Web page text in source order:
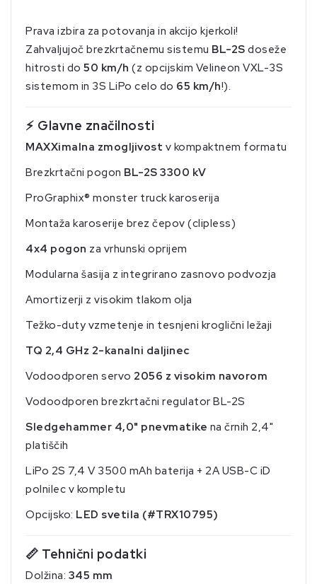
Prava izbira za potovanja in akcijo kjerkoli!
Zahvaljujoč brezkrtačnemu sistemu BL-2S doseže
hitrosti do 50 km/h (z opcijskim Velineon VXL-3S
sistemom in 3S LiPo celo do 65 km/h!).
⚡ Glavne značilnosti
MAXXimalna zmogljivost v kompaktnem formatu
Brezkrtačni pogon BL-2S 3300 kV
ProGraphix® monster truck karoserija
Montaža karoserije brez čepov (clipless)
4x4 pogon za vrhunski oprijem
Modularna šasija z integrirano zasnovo podvozja
Amortizerji z visokim tlakom olja
Težko-duty vzmetenje in tesnjeni kroglični ležaji
TQ 2,4 GHz 2-kanalni daljinec
Vodoodporen servo 2056 z visokim navorom
Vodoodporen brezkrtačni regulator BL-2S
Sledgehammer 4,0" pnevmatike na črnih 2,4"
platiščih
LiPo 2S 7,4 V 3500 mAh baterija + 2A USB-C iD
polnilec v kompletu
Opcijsko: LED svetila (#TRX10795)
📏 Tehnični podatki
Dolžina: 345 mm